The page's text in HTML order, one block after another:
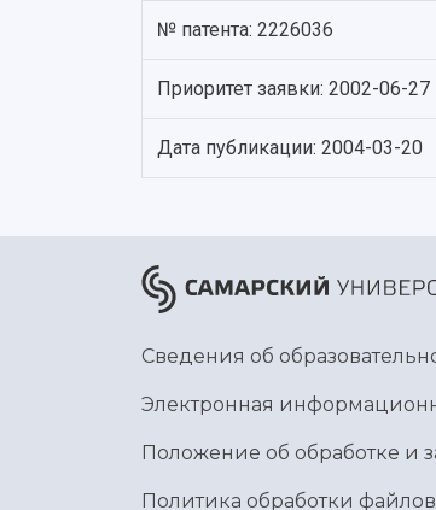
№ патента: 2226036
Приоритет заявки: 2002-06-27
Дата публикации: 2004-03-20
Сведения об
Электронная
Положение об обработке и
Политика обработки файлов